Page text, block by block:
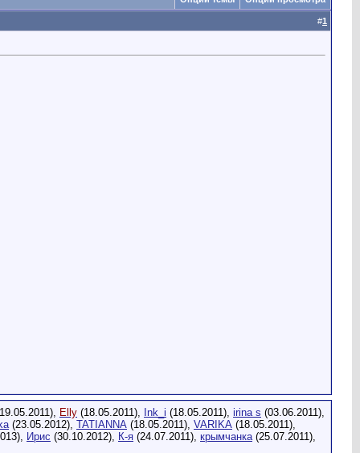
#1
Elly (18.05.2011), Ink_i (18.05.2011), irina s (03.06.2011),
(23.05.2012), TATIANNA (18.05.2011), VARIKA (18.05.2011),
Ирис (30.10.2012), К-я (24.07.2011), крымчанка(25.07.2011),